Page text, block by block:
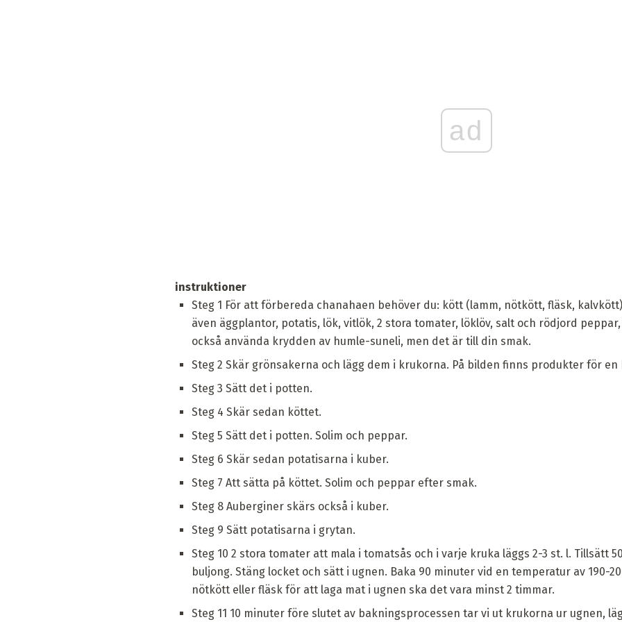
ad
instruktioner
Steg 1 För att förbereda chanahaen behöver du: kött (lamm, nötkött, fläsk,
även äggplantor, potatis, lök, vitlök, 2 stora tomater, löklöv, salt och rödjord
också använda krydden av humle-suneli, men det är till din smak.
Steg 2 Skär grönsakerna och lägg dem i krukorna. På bilden finns produkter för en
Steg 3 Sätt det i potten.
Steg 4 Skär sedan köttet.
Steg 5 Sätt det i potten. Solim och peppar.
Steg 6 Skär sedan potatisarna i kuber.
Steg 7 Att sätta på köttet. Solim och peppar efter smak.
Steg 8 Auberginer skärs också i kuber.
Steg 9 Sätt potatisarna i grytan.
Steg 10 2 stora tomater att mala i tomatsås och i varje kruka läggs 2-3 st. l. Tillsätt
buljong. Stäng locket och sätt i ugnen. Baka 90 minuter vid en temperatur av 190-
nötkött eller fläsk för att laga mat i ugnen ska det vara minst 2 timmar.
Steg 11 10 minuter före slutet av bakningsprocessen tar vi ut krukorna ur ugnen,